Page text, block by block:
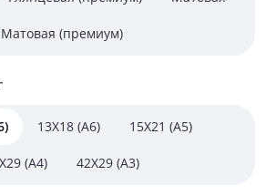
Матовая (премиум)
13X18 (A6) 15X21 (A5)
(A4) 42X29 (A3)